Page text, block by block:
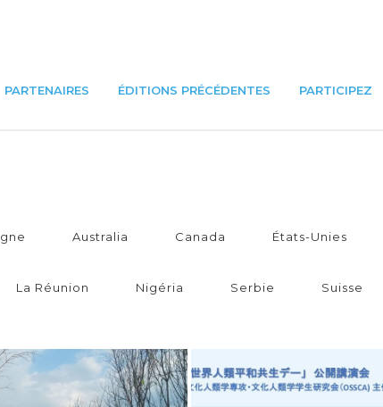
PARTENAIRES ÉDITIONS PRÉCÉDENTES PARTICIPEZ
Australia Canada États-Unies
La Réunion Nigéria Serbie Suisse
DE MUARA
ÎLE DE SUMATRA
SPORT ET VIVRE
ENSEMBLE, TOKYO,